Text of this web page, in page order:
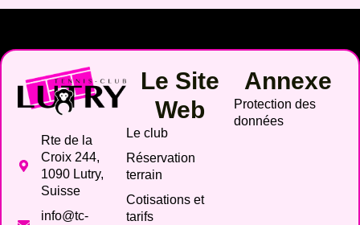
Rte de la
Croix 244,
1090 Lutry,
Suisse
info@tc-
Le Site
Web
Le club
Réservation
terrain
Cotisations et
tarifs
Annexe
Protection des
données